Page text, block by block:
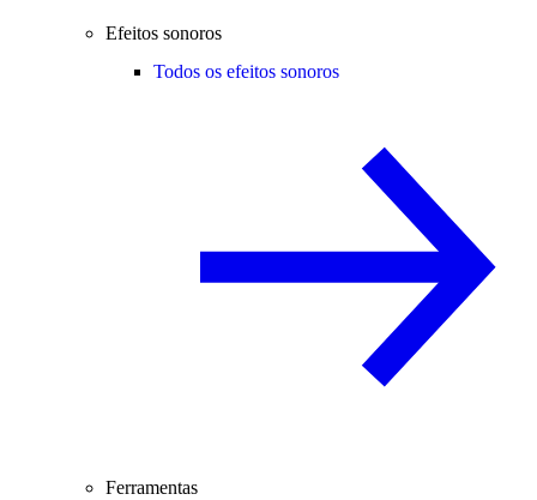
Efeitos sonoros
Todos os efeitos sonoros
Ferramentas